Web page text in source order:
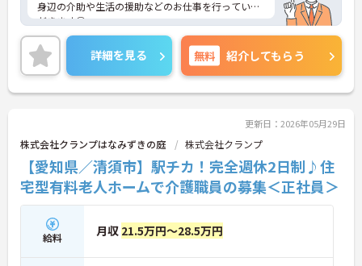
身辺の介助や生活の援助などのお仕事を行っていた
だきます◎
最寄駅徒歩10分に位置するので、通勤しやすい職場
です♪
ご興味のある方には面接ポイントをお伝えしますの
で、お気軽にお問い合わせください！
詳細を見る 無料 紹介してもらう
更新日：2026年05月29日
株式会社クランプはなみずきの庭 株式会社クランプ
【愛知県／清須市】駅チカ！完全週休2日制♪住
宅型有料老人ホームで介護職員の募集＜正社員＞
給料 月収 21.5万円～28.5万円